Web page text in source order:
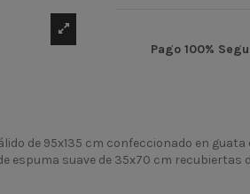
Pago 100%
de 95x135 cm confeccionado en
suave de 35x70 cm recubiertas